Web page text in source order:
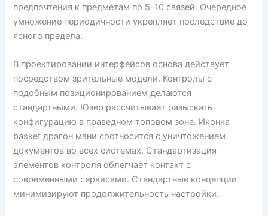
предпочтения к предметам по 5-10 связей. Очередное
умножение периодичности укрепляет последствие до
ясного предела.
В проектировании интерфейсов основа действует
посредством зрительные модели. Контролы с
подобным позиционированием делаются
стандартными. Юзер рассчитывает разыскать
конфигурацию в праведном топовом зоне. Иконка
basket драгон мани соотносится с уничтожением
документов во всех системах. Стандартизация
элементов контроля облегчает контакт с
современными сервисами. Стандартные концепции
минимизируют продолжительность настройки.